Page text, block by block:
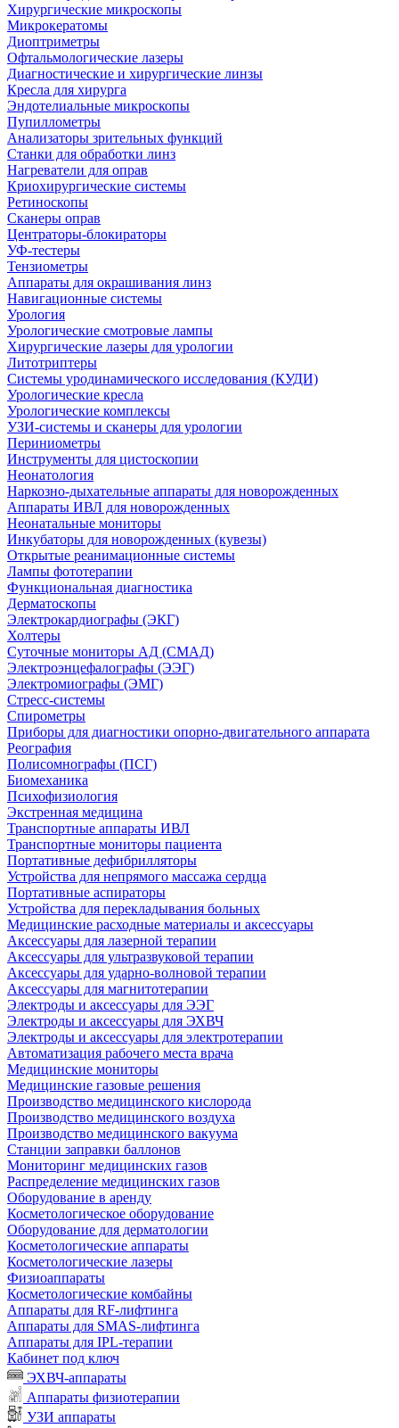
Хирургические микроскопы
Микрокератомы
Диоптриметры
Офтальмологические лазеры
Диагностические и хирургические линзы
Кресла для хирурга
Эндотелиальные микроскопы
Пупиллометры
Анализаторы зрительных функций
Станки для обработки линз
Нагреватели для оправ
Криохирургические системы
Ретиноскопы
Сканеры оправ
Центраторы-блокираторы
УФ-тестеры
Тензиометры
Аппараты для окрашивания линз
Навигационные системы
Урология
Урологические смотровые лампы
Хирургические лазеры для урологии
Литотриптеры
Системы уродинамического исследования (КУДИ)
Урологические кресла
Урологические комплексы
УЗИ-системы и сканеры для урологии
Периниометры
Инструменты для цистоскопии
Неонатология
Наркозно-дыхательные аппараты для новорожденных
Аппараты ИВЛ для новорожденных
Неонатальные мониторы
Инкубаторы для новорожденных (кувезы)
Открытые реанимационные системы
Лампы фототерапии
Функциональная диагностика
Дерматоскопы
Электрокардиографы (ЭКГ)
Холтеры
Суточные мониторы АД (СМАД)
Электроэнцефалографы (ЭЭГ)
Электромиографы (ЭМГ)
Стресс-системы
Спирометры
Приборы для диагностики опорно-двигательного аппарата
Реография
Полисомнографы (ПСГ)
Биомеханика
Психофизиология
Экстренная медицина
Транспортные аппараты ИВЛ
Транспортные мониторы пациента
Портативные дефибрилляторы
Устройства для непрямого массажа сердца
Портативные аспираторы
Устройства для перекладывания больных
Медицинские расходные материалы и аксессуары
Аксессуары для лазерной терапии
Аксессуары для ультразвуковой терапии
Аксессуары для ударно-волновой терапии
Аксессуары для магнитотерапии
Электроды и аксессуары для ЭЭГ
Электроды и аксессуары для ЭХВЧ
Электроды и аксессуары для электротерапии
Автоматизация рабочего места врача
Медицинские мониторы
Медицинские газовые решения
Производство медицинского кислорода
Производство медицинского воздуха
Производство медицинского вакуума
Станции заправки баллонов
Мониторинг медицинских газов
Распределение медицинских газов
Оборудование в аренду
Косметологическое оборудование
Оборудование для дерматологии
Косметологические аппараты
Косметологические лазеры
Физиоаппараты
Косметологические комбайны
Аппараты для RF-лифтинга
Аппараты для SMAS-лифтинга
Аппараты для IPL-терапии
Кабинет под ключ
ЭХВЧ-аппараты
Аппараты физиотерапии
УЗИ аппараты